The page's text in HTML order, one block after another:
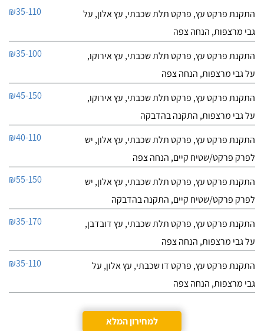
התקנת פרקט עץ, פרקט תלת שכבתי, עץ אלון, על
גבי מרצפות, הנחה צפה
₪35-110
התקנת פרקט עץ, פרקט תלת שכבתי, עץ אירוקו,
על גבי מרצפות, הנחה צפה
₪35-100
התקנת פרקט עץ, פרקט תלת שכבתי, עץ אירוקו,
על גבי מרצפות, התקנה בהדבקה
₪45-150
התקנת פרקט עץ, פרקט תלת שכבתי, עץ אלון, יש
לפרק פרקט/שטיח קיים, הנחה צפה
₪40-110
התקנת פרקט עץ, פרקט תלת שכבתי, עץ אלון, יש
לפרק פרקט/שטיח קיים, התקנה בהדבקה
₪55-150
התקנת פרקט עץ, פרקט תלת שכבתי, עץ דובדבן,
על גבי מרצפות, הנחה צפה
₪35-170
התקנת פרקט עץ, פרקט דו שכבתי, עץ אלון, על
גבי מרצפות, הנחה צפה
₪35-110
למחירון המלא